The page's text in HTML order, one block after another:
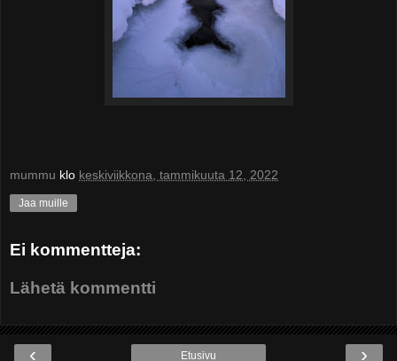
mummu klo keskiviikkona, tammikuuta 12, 2022
Jaa muille
Ei kommentteja:
Lähetä kommentti
‹ ›
Etusivu